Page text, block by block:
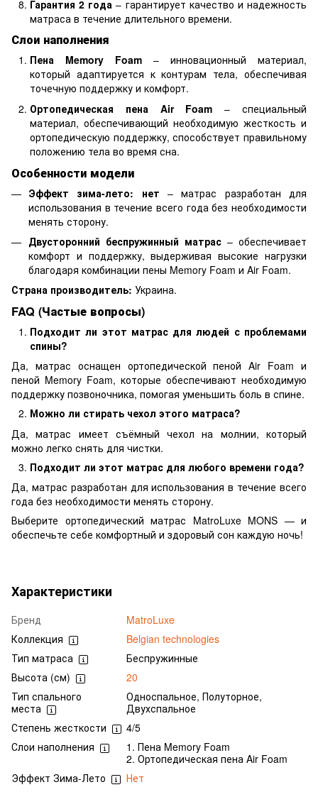
Гарантия 2 года – гарантирует качество и надежность
матраса в течение длительного времени.
Слои наполнения
Пена Memory Foam – инновационный материал,
который адаптируется к контурам тела, обеспечивая
точечную поддержку и комфорт.
Ортопедическая пена Air Foam – специальный
материал, обеспечивающий необходимую жесткость и
ортопедическую поддержку, способствует правильному
положению тела во время сна.
Особенности модели
Эффект зима-лето: нет – матрас разработан для
использования в течение всего года без необходимости
менять сторону.
Двусторонний беспружинный матрас – обеспечивает
комфорт и поддержку, выдерживая высокие нагрузки
благодаря комбинации пены Memory Foam и Air Foam.
Страна производитель: Украина.
FAQ (Частые вопросы)
Подходит ли этот матрас для людей с проблемами
спины?
Да, матрас оснащен ортопедической пеной Air Foam и
пеной Memory Foam, которые обеспечивают необходимую
поддержку позвоночника, помогая уменьшить боль в спине.
Можно ли стирать чехол этого матраса?
Да, матрас имеет съёмный чехол на молнии, который
можно легко снять для чистки.
Подходит ли этот матрас для любого времени года?
Да, матрас разработан для использования в течение всего
года без необходимости менять сторону.
Выберите ортопедический матрас MatroLuxe MONS — и
обеспечьте себе комфортный и здоровый сон каждую ночь!
Характеристики
Бренд
MatroLuxe
Коллекция
Belgian technologies
Тип матраса
Беспружинные
Высота (см)
20
Тип спального
места
Односпальное, Полуторное,
Двухспальное
Степень жесткости
4/5
Слои наполнения
1. Пена Memory Foam
2. Ортопедическая пена Air Foam
Эффект Зима-Лето
Нет